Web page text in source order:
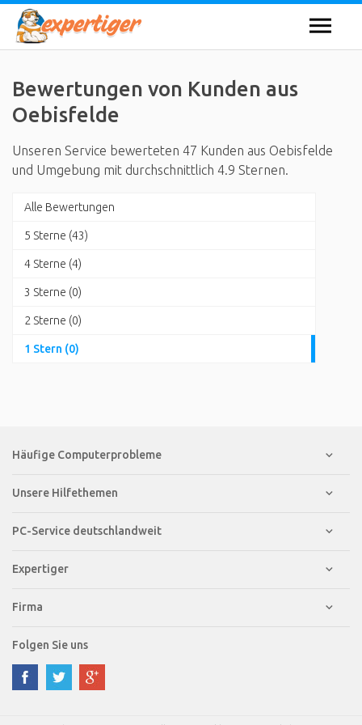
Bewertungen von Kunden aus
Oebisfelde
Unseren Service bewerteten 47 Kunden aus Oebisfelde
und Umgebung mit durchschnittlich 4.9 Sternen.
Alle Bewertungen
5 Sterne (43)
4 Sterne (4)
3 Sterne (0)
2 Sterne (0)
1 Stern (0)
Häufige Computerprobleme
Unsere Hilfethemen
PC-Service deutschlandweit
Expertiger
Firma
Folgen Sie uns